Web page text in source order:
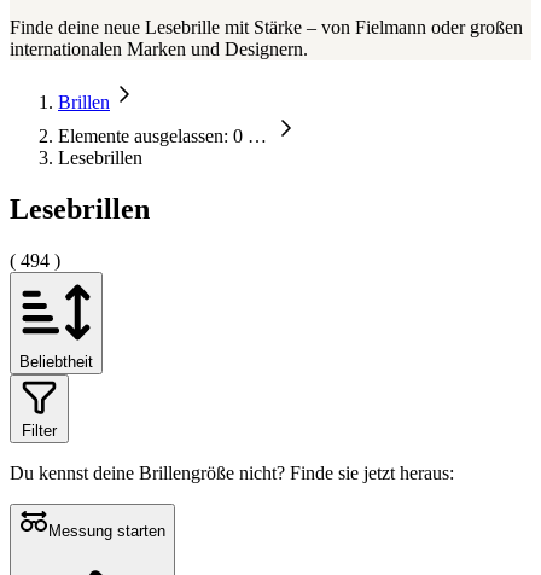
Finde deine neue Lesebrille mit Stärke – von Fielmann oder großen
internationalen Marken und Designern.
Brillen
Elemente ausgelassen: 0 …
Lesebrillen
Lesebrillen
( 494 )
Beliebtheit
Filter
Du kennst deine Brillengröße nicht? Finde sie jetzt heraus:
Messung starten